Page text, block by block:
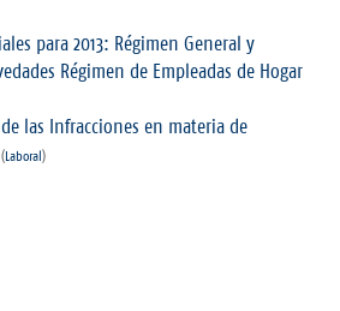
para 2013: Régimen General y
Régimen de Empleadas de Hogar
las Infracciones en materia de
(Laboral)